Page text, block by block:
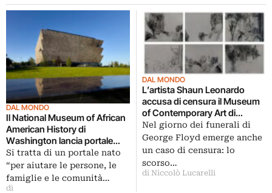
DAL MONDO
Il National Museum of African
American History di
Washington lancia portale
contro il razzismo
Si tratta di un portale nato
“per aiutare le persone, le
famiglie e le comunità…
di
DAL MONDO
L’artista Shaun Leonardo
accusa di censura il Museum
of Contemporary Art di
Cleveland
Nel giorno dei funerali di
George Floyd emerge anche
un caso di censura: lo
scorso…
di Niccolò Lucarelli